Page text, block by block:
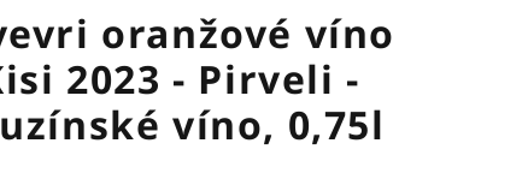
oranžové víno
2023 - Pirveli -
víno, 0,75l